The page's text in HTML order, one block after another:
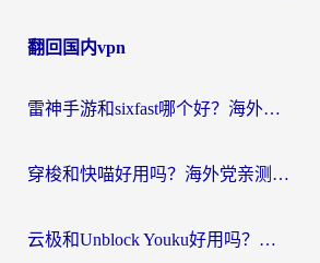
导
翻回国内vpn
雷神手游和sixfast哪个好？海外党亲测3款回国加速器，教你选对不踩坑
穿梭和快喵好用吗？海外党亲测：小众加速器对比+番茄加速器深度体验
云极和Unblock Youku好用吗？海外党亲测+2026回国加速器避坑指南